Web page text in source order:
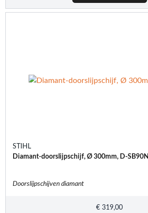
STIHL
Diamant-doorslijpschijf, Ø 300mm, D-SB90N
Doorslijpschijven diamant
€ 319,00